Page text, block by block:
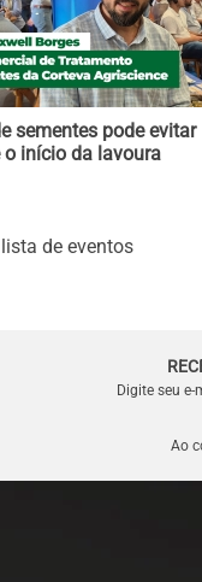
sementes pode evitar
o início da lavoura
de eventos
Digite seu
Ao